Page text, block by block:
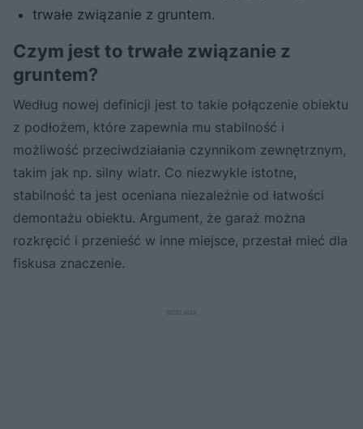
trwałe związanie z gruntem.
Czym jest to trwałe związanie z
gruntem?
Według nowej definicji jest to takie połączenie obiektu
z podłożem, które zapewnia mu stabilność i
możliwość przeciwdziałania czynnikom zewnętrznym,
takim jak np. silny wiatr. Co niezwykle istotne,
stabilność ta jest oceniana niezależnie od łatwości
demontażu obiektu. Argument, że garaż można
rozkręcić i przenieść w inne miejsce, przestał mieć dla
fiskusa znaczenie.